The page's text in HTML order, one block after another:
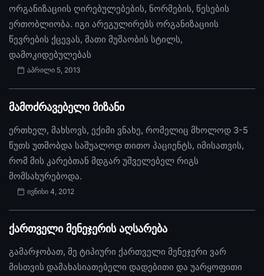
ორგანიზაციის ღირებულებების, ნორმების, წესების
ერთობლიობა. იგი არეგულირებს ორგანიზაციის
წევრების ქცევას, მათი მუშაობის სტილს,
დამოკიდებულებას
აპრილი 5, 2013
მამოძრავებელი მიზანი
ერთხელ, მახსოვს, ექიმი ვნახე, რომელიც მხოლოდ 3-5
წუთს უთმობდა საშუალოდ თითო პაციენტს, იმისათვის,
რომ მის კარებთან მდგარ უშველებელ რიგს
მომსახურებოდა.
ივნისი 4, 2012
ქართველი მენეჯერის აღსარება
გამარჯობათ, მე ტიპიური ქართველი მენეჯერი ვარ
მისთვის დამახასიათებელი დადებითი და უარყოფითი